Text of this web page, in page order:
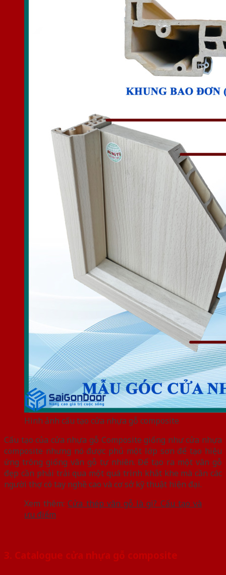
Hình ảnh cấu tạo cửa nhựa gỗ composite
Cấu tạo của cửa nhựa gỗ Composite giống như cửa nhựa
composite nhưng nó được phủ một lớp sơn để tạo hiệu
ứng trông giống vân gỗ tự nhiên. Để tạo ra một vân gỗ
đẹp cần phải trải qua một quá trình khắt khe mà cần các
người thợ có tay nghề cao và cơ sở kỹ thuật hiện đại.
Xem thêm:Cửa thép vân gỗ là gì? Cấu tạo và
ưu điểm
3. Catalogue cửa nhựa gỗ composite